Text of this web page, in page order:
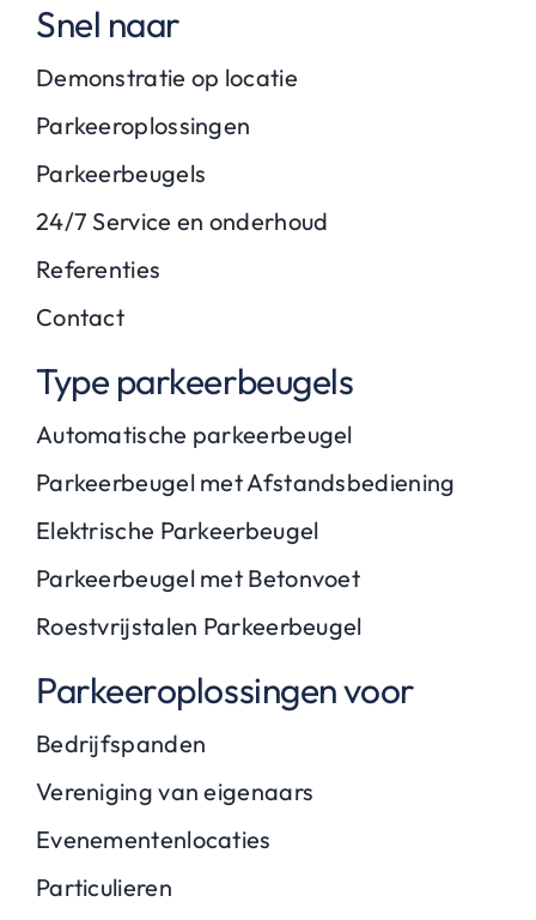
Snel naar
Demonstratie op locatie
Parkeeroplossingen
Parkeerbeugels
24/7 Service en onderhoud
Referenties
Contact
Type parkeerbeugels
Automatische parkeerbeugel
Parkeerbeugel met Afstandsbediening
Elektrische Parkeerbeugel
Parkeerbeugel met Betonvoet
Roestvrijstalen Parkeerbeugel
Parkeeroplossingen voor
Bedrijfspanden
Vereniging van eigenaars
Evenementenlocaties
Particulieren